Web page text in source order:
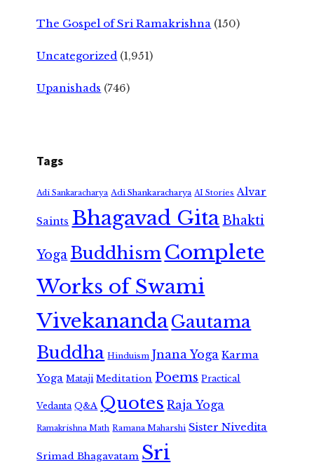
The Gospel of Sri Ramakrishna (150)
Uncategorized (1,951)
Upanishads (746)
Tags
Adi Sankaracharya Adi Shankaracharya AI Stories Alvar
Saints Bhagavad GitaBhakti
Yoga Buddhism Complete
Works of Swami
VivekanandaGautama
Buddha Hinduism Jnana Yoga Karma
Yoga Mataji Meditation Poems Practical
Vedanta Q&A Quotes Raja Yoga
Ramakrishna Math Ramana Maharshi Sister Nivedita
Srimad Bhagavatam Sri